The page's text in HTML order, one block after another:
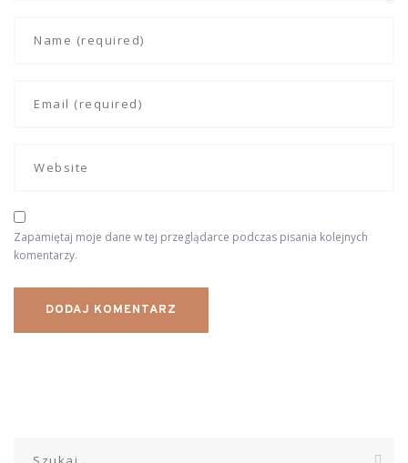
Zapamiętaj moje dane w tej przeglądarce podczas pisania kolejnych
komentarzy.